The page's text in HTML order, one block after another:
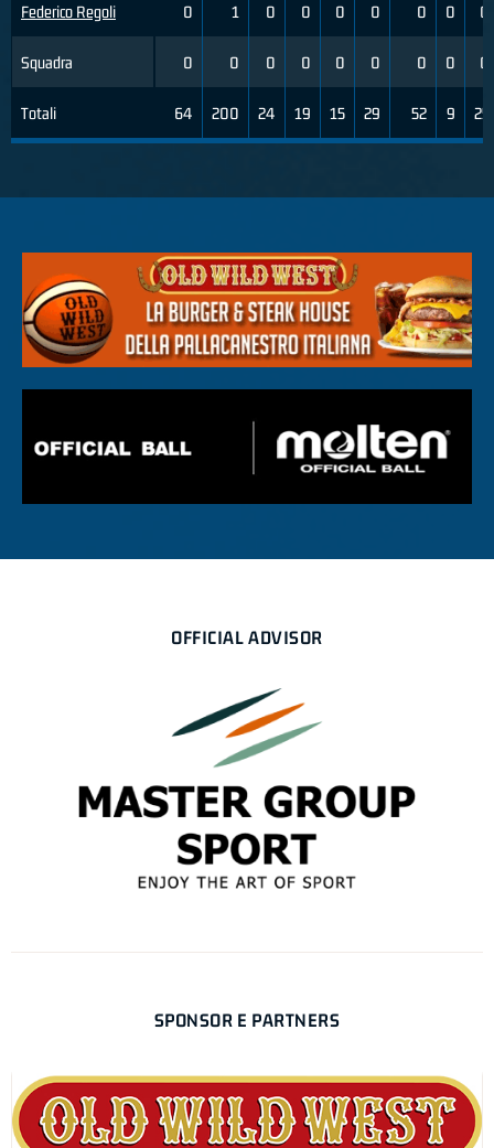
Federico Regoli
Squadra
Totali
0 1 0 0 0 0 0 0 0
0 0 0 0 0 0 0 0 0
64 200 24 19 15 29 52 9 25
OFFICIAL ADVISOR
SPONSOR E PARTNERS